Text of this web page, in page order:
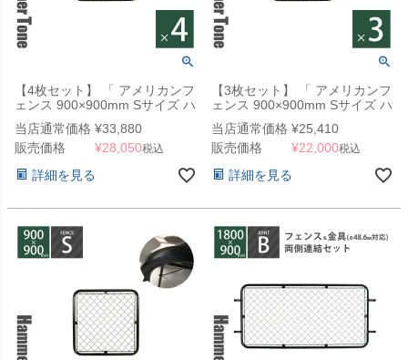
【4枚セット】 「 アメリカンフ
ェンス 900×900mm Sサイズ ハ
ンマートーンブラック 4枚セッ
ト 」
当店通常価格 ¥33,880
販売価格
¥28,050税込
詳細を見る
【3枚セット】 「 アメリカンフ
ェンス 900×900mm Sサイズ ハ
ンマートーンブラック 3枚セッ
ト 」
当店通常価格 ¥25,410
販売価格
¥22,000税込
詳細を見る